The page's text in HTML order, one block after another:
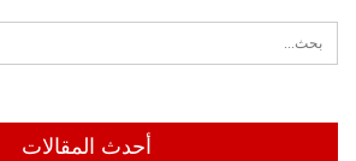
أحدث المقالات